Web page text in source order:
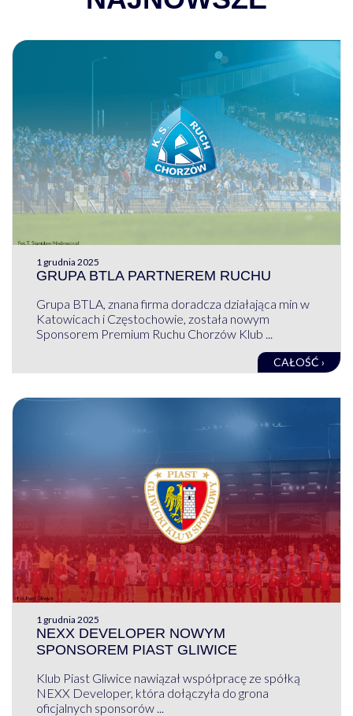
1 grudnia 2025
GRUPA BTLA PARTNEREM RUCHU
Grupa BTLA, znana firma doradcza działająca min w
Katowicach i Częstochowie, została nowym
Sponsorem Premium Ruchu Chorzów Klub ...
CAŁOŚĆ ›
1 grudnia 2025
NEXX DEVELOPER NOWYM
SPONSOREM PIAST GLIWICE
Klub Piast Gliwice nawiązał współpracę ze spółką
NEXX Developer, która dołączyła do grona
oficjalnych sponsorów ...